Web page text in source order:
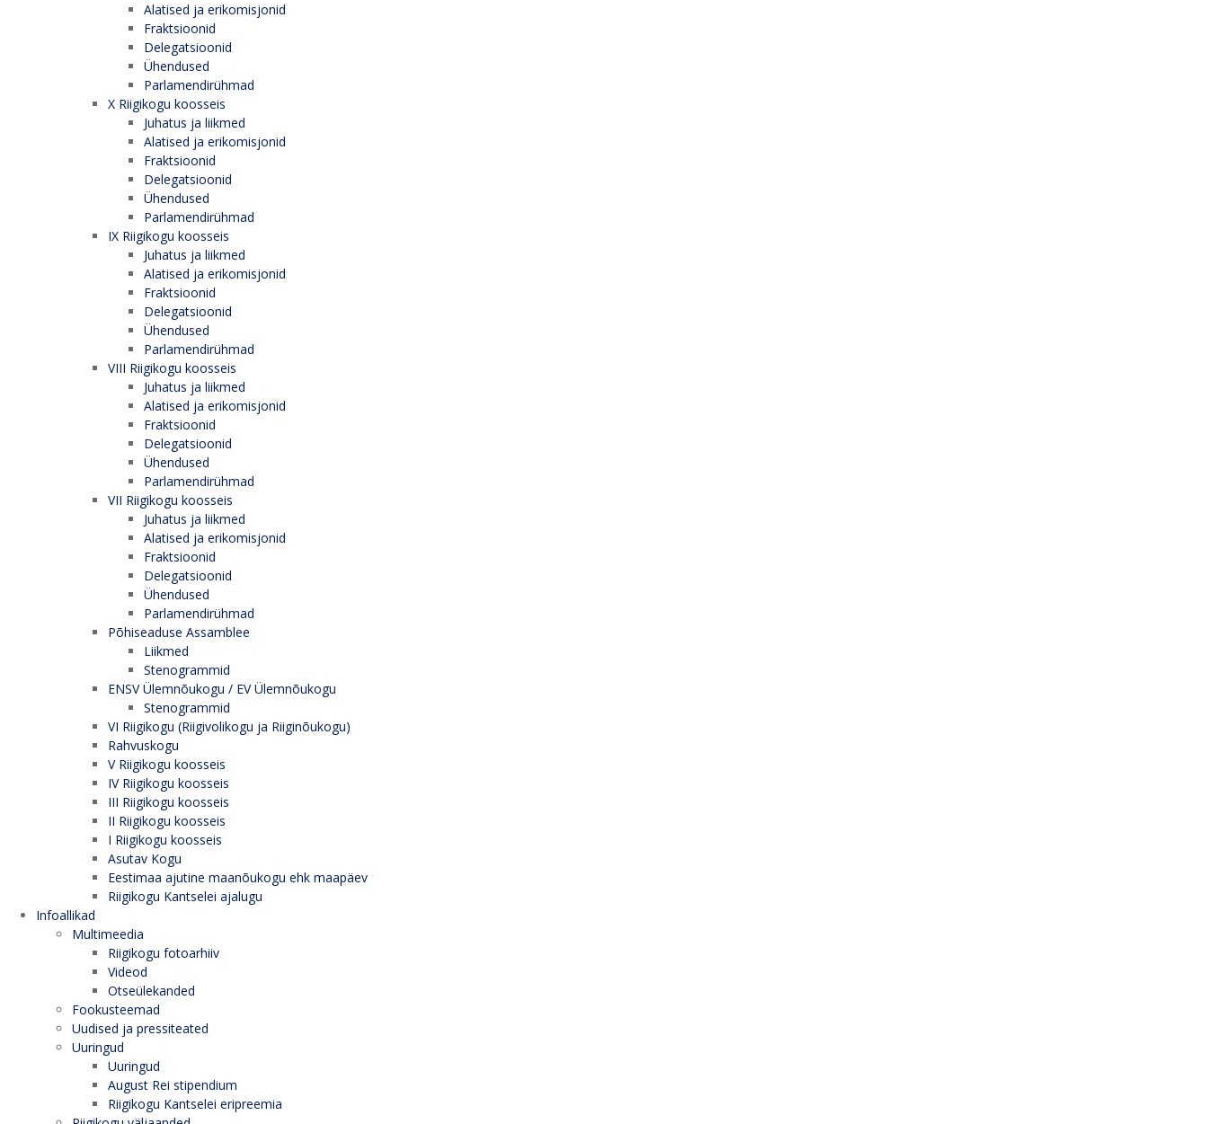
Alatised ja erikomisjonid
Fraktsioonid
Delegatsioonid
Ühendused
Parlamendirühmad
X Riigikogu koosseis
Juhatus ja liikmed
Alatised ja erikomisjonid
Fraktsioonid
Delegatsioonid
Ühendused
Parlamendirühmad
IX Riigikogu koosseis
Juhatus ja liikmed
Alatised ja erikomisjonid
Fraktsioonid
Delegatsioonid
Ühendused
Parlamendirühmad
VIII Riigikogu koosseis
Juhatus ja liikmed
Alatised ja erikomisjonid
Fraktsioonid
Delegatsioonid
Ühendused
Parlamendirühmad
VII Riigikogu koosseis
Juhatus ja liikmed
Alatised ja erikomisjonid
Fraktsioonid
Delegatsioonid
Ühendused
Parlamendirühmad
Põhiseaduse Assamblee
Liikmed
Stenogrammid
ENSV Ülemnõukogu / EV Ülemnõukogu
Stenogrammid
VI Riigikogu (Riigivolikogu ja Riiginõukogu)
Rahvuskogu
V Riigikogu koosseis
IV Riigikogu koosseis
III Riigikogu koosseis
II Riigikogu koosseis
I Riigikogu koosseis
Asutav Kogu
Eestimaa ajutine maanõukogu ehk maapäev
Riigikogu Kantselei ajalugu
Infoallikad
Multimeedia
Riigikogu fotoarhiiv
Videod
Otseülekanded
Fookusteemad
Uudised ja pressiteated
Uuringud
Uuringud
August Rei stipendium
Riigikogu Kantselei eripreemia